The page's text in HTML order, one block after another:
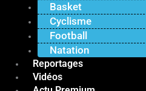
Basket
Cyclisme
Football
Natation
Reportages
Vidéos